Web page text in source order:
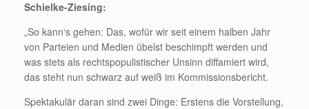
Schielke-Ziesing:
„So kann‘s gehen: Das, wofür wir seit einem halben Jahr
von Parteien und Medien übelst beschimpft werden und
was stets als rechtspopulistischer Unsinn diffamiert wird,
das steht nun schwarz auf weiß im Kommissionsbericht.
Spektakulär daran sind zwei Dinge: Erstens die Vorstellung,